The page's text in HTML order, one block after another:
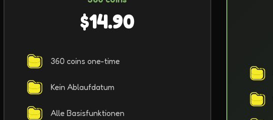
$14.90
360 coins one-time
Kein Ablaufdatum
Alle Basisfunktionen